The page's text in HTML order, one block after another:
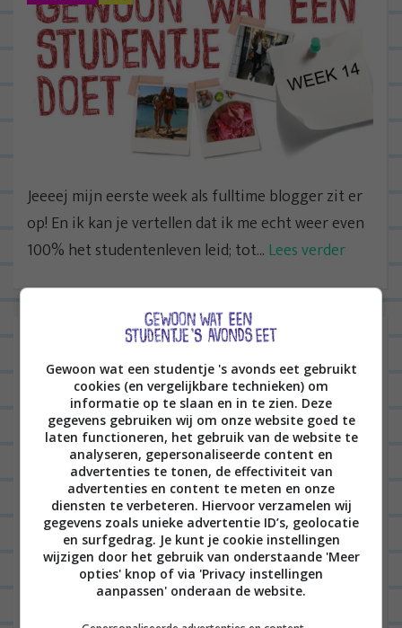
Jeeeej mijn eerste week als fulltime blogger zit er
op! En ik kan je vertellen dat ik me echt weer even
100% het studentenleven leid; tot... Lees verder
Leonie’s week #13: Drie
bloggersevents, op persreis, blind
daten en mijn laatste werkdag bij
Vrouwen.nl
LEO'S LEVEN 27
Gewoon wat een studentje 's avonds eet gebruikt
cookies (en vergelijkbare technieken) om
informatie op te slaan en in te zien. Deze
gegevens gebruiken wij om onze website goed te
laten functioneren, het gebruik van de website te
analyseren, gepersonaliseerde content en
advertenties te tonen, de effectiviteit van
advertenties en content te meten en onze
diensten te verbeteren. Hiervoor verzamelen wij
gegevens zoals unieke advertentie ID’s, geolocatie
en surfgedrag. Je kunt je cookie instellingen
wijzigen door het gebruik van onderstaande 'Meer
opties' knop of via 'Privacy instellingen
aanpassen' onderaan de website.